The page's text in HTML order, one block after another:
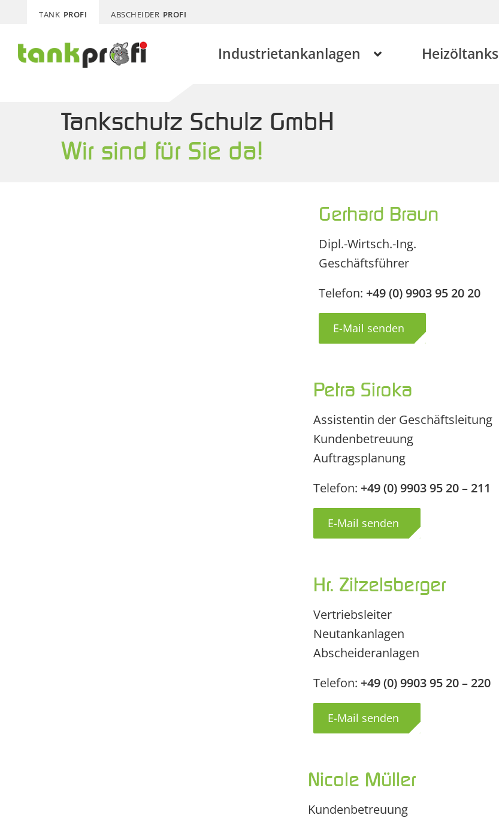
TANK PROFI ABSCHEIDER PROFI
Industrietankanlagen Heizöltanks
Tankschutz Schulz GmbH
Wir sind für Sie da!
Gerhard Braun
Dipl.-Wirtsch.-Ing.
Geschäftsführer
Telefon: +49 (0) 9903 95 20 20
E-Mail senden
Petra Siroka
Assistentin der Geschäftsleitung
Kundenbetreuung
Auftragsplanung
Telefon: +49 (0) 9903 95 20 – 211
E-Mail senden
Hr. Zitzelsberger
Vertriebsleiter
Neutankanlagen
Abscheideranlagen
Telefon: +49 (0) 9903 95 20 – 220
E-Mail senden
Nicole Müller
Kundenbetreuung